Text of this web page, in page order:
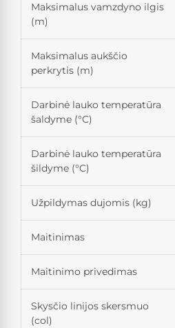
Maksimalus vamzdyno ilgis
(m)
Maksimalus aukščio
perkrytis (m)
Darbinė lauko temperatūra
šaldyme (°C)
Darbinė lauko temperatūra
šildyme (°C)
Užpildymas dujomis (kg)
Maitinimas
Maitinimo privedimas
Skysčio linijos skersmuo
(col)